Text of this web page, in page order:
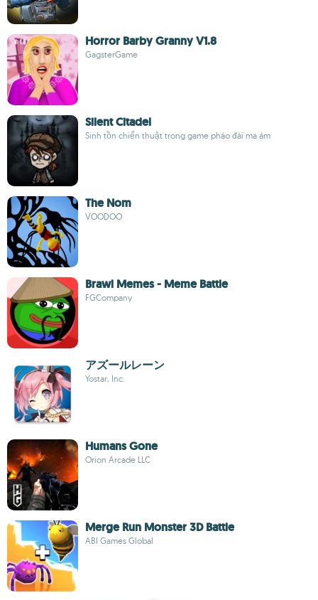
Horror Barby Granny V1.8
GagsterGame
Silent Citadel
Sinh tồn chiến thuật trong game pháo đài ma ám
The Nom
VOODOO
Brawl Memes - Meme Battle
FGCompany
アズールレーン
Yostar, Inc.
Humans Gone
Orion Arcade LLC
Merge Run Monster 3D Battle
ABI Games Global